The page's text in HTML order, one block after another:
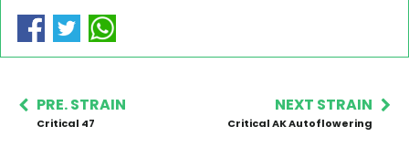
PRE. STRAIN
Critical 47
NEXT STRAIN
Critical AK Autoflowering